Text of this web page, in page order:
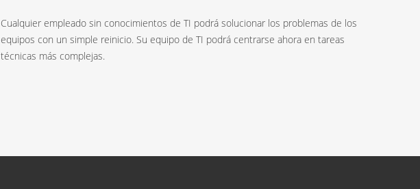
Cualquier empleado sin conocimientos de TI podrá solucionar los problemas de los
equipos con un simple reinicio. Su equipo de TI podrá centrarse ahora en tareas
técnicas más complejas.